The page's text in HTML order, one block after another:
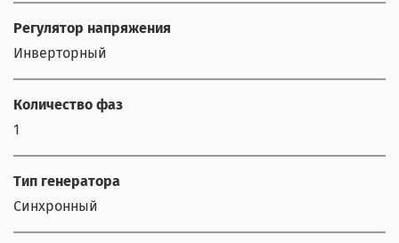
Регулятор напряжения
Инверторный
Количество фаз
1
Тип генератора
Синхронный